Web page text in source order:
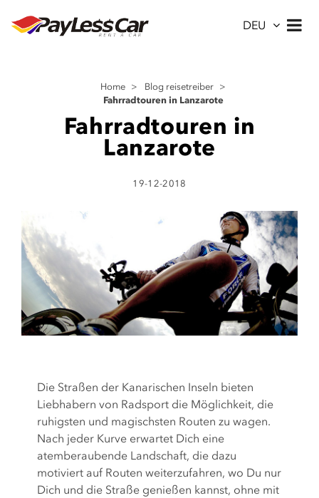
DEU
Home > Blog reisetreiber >
Fahrradtouren in Lanzarote
Fahrradtouren in
Lanzarote
19-12-2018
Die Straßen der Kanarischen Inseln bieten
Liebhabern von Radsport die Möglichkeit, die
ruhigsten und magischsten Routen zu wagen.
Nach jeder Kurve erwartet Dich eine
atemberaubende Landschaft, die dazu
motiviert auf Routen weiterzufahren, wo Du nur
Dich und die Straße genießen kannst, ohne mit